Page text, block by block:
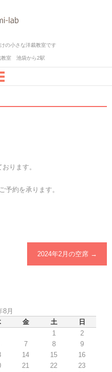
の小さな洋裁教室です
室 池袋から2駅
ります。
予約を承ります。
2024年2月の空席 →
8月
金 土
日
1
2
7 8
9
14 15
16
21 22
23